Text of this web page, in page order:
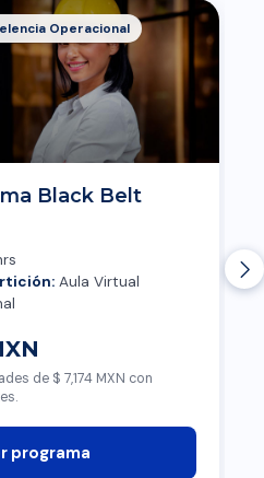
Operacional
Black Belt
Aula Virtual
de $ 7,174 MXN con
programa